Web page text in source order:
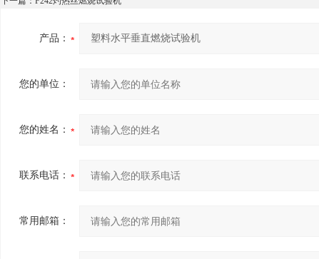
产品：
您的单位：
您的姓名：
联系电话：
常用邮箱：